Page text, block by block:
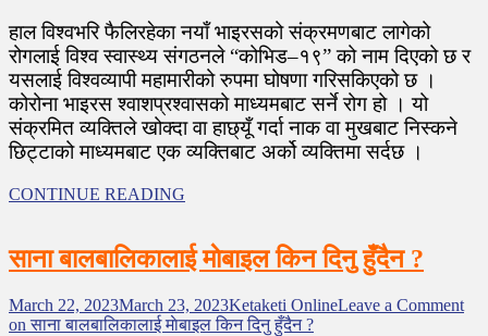
हाल विश्वभरि फैलिरहेका नयाँ भाइरसको संक्रमणबाट लागेको
रोगलाई विश्व स्वास्थ्य संगठनले “कोभिड–१९” को नाम दिएको छ र
यसलाई विश्वव्यापी महामारीको रुपमा घोषणा गरिसकिएको छ ।
कोरोना भाइरस श्वाशप्रश्वासको माध्यमबाट सर्ने रोग हो । यो
संक्रमित व्यक्तिले खोक्दा वा हाछ्यूँ गर्दा नाक वा मुखबाट निस्कने
छिट्टाको माध्यमबाट एक व्यक्तिबाट अर्को व्यक्तिमा सर्दछ ।
CONTINUE READING
साना बालबालिकालाई माेबाइल किन दिनु हुँदैन ?
March 22, 2023March 23, 2023Ketaketi OnlineLeave a Comment
on साना बालबालिकालाई माेबाइल किन दिनु हुँदैन ?